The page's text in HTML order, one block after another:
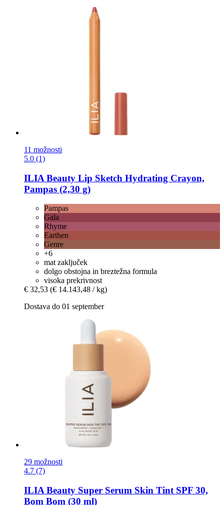
11 možnosti
5.0 (1)
ILIA Beauty Lip Sketch Hydrating Crayon,
Pampas (2,30 g)
Pampas
Gala
Rhyme
Earthen
Genre
+6
mat zaključek
dolgo obstojna in breztežna formula
visoka prekrivnost
€ 32,53 (€ 14.143,48 / kg)
Dostava do 01 september
29 možnosti
4.7 (7)
ILIA Beauty Super Serum Skin Tint SPF 30,
Bom Bom (30 ml)